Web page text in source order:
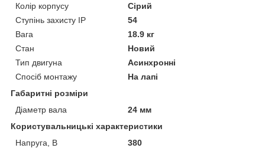
Колір корпусу
Сірий
Ступінь захисту IP
54
Вага
18.9 кг
Стан
Новий
Тип двигуна
Асинхронні
Спосіб монтажу
На лапі
Габаритні розміри
Діаметр вала
24 мм
Користувальницькі характеристики
Напруга, В
380